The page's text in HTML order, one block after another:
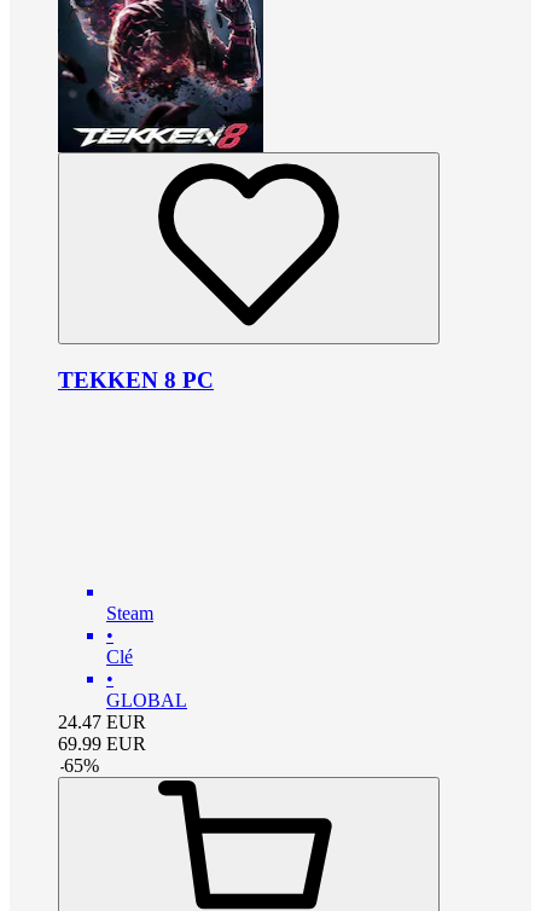
TEKKEN 8 PC
Steam
•
Clé
•
GLOBAL
24.47 EUR
69.99 EUR
-65%